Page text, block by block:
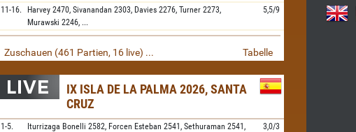
11-16. Harvey 2470, Sivanandan 2303, Davies 2276, Turner 2273,
Murawski 2246, ...
5,5/9
Zuschauen (461 Partien, 16 live) ... Tabelle
IX ISLA DE LA PALMA 2026, SANTA
CRUZ
1-5. Iturrizaga Bonelli 2582, Forcen Esteban 2541, Sethuraman 2541,
3,0/3